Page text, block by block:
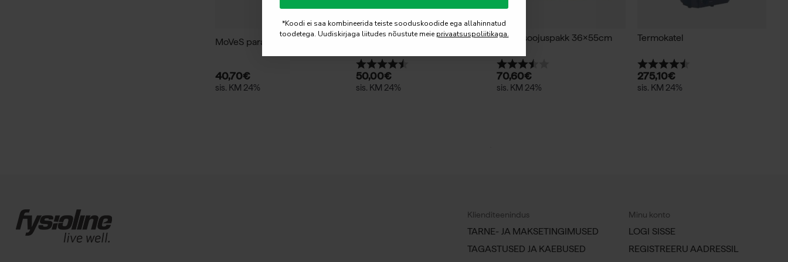
MoVeS parafiinkindad, paar
40,70€
sis. KM 24%
Savist soojuspakk 27x37cm
Hinnang:
50,00€
sis. KM 24%
Savist soojuspakk 36x55cm
Hinnang:
70,60€
sis. KM 24%
Termokatel
Hinnang:
275,10€
sis. KM 24%
Klienditeenindus
TARNE- JA MAKSETINGIMUSED
TAGASTUSED JA KAEBUSED
Minu konto
LOGI SISSE
REGISTREERU AADRESSIL
*Koodi ei saa kombineerida teiste sooduskoodide ega allahinnatud
toodetega. Uudiskirjaga liitudes nõustute meie privaatsuspoliitikaga.